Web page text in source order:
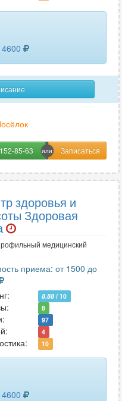
4600
85-63
здоровья и
Здоровая
медицинский
приема: от 1500 до
8.88 / 10
8
97
4
10
4600